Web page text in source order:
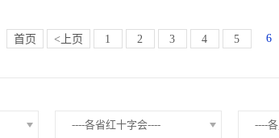
首页 <上页 1 2 3 4 5 6
----各省红十字会---- ----